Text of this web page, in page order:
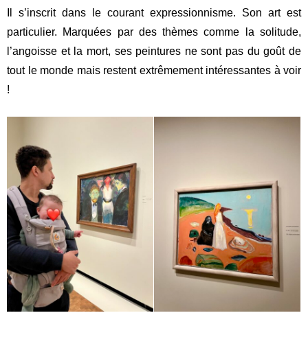
Il s’inscrit dans le courant expressionnisme. Son art est
particulier. Marquées par des thèmes comme la solitude,
l’angoisse et la mort, ses peintures ne sont pas du goût de
tout le monde mais restent extrêmement intéressantes à voir
!